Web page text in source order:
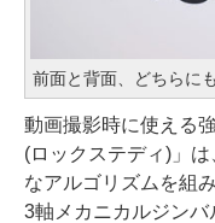
前面と背面、どちらに
動画撮影時に使える
(ロックステディ)」
なアルゴリズムを組
3軸メカニカルジンバ